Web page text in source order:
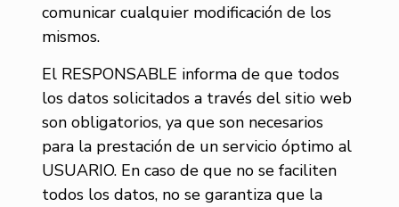
comunicar cualquier modificación de los
mismos.
El RESPONSABLE informa de que todos
los datos solicitados a través del sitio web
son obligatorios, ya que son necesarios
para la prestación de un servicio óptimo al
USUARIO. En caso de que no se faciliten
todos los datos, no se garantiza que la